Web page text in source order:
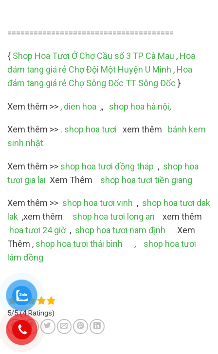
======================================
{ Shop Hoa Tươi Ở Chợ Cầu số 3 TP Cà Mau , Hoa
đám tang giá rẻ Chợ Đội Một Huyện U Minh , Hoa
đám tang giá rẻ Chợ Sông Đốc TT Sông Đốc }
Xem thêm >> , dien hoa ,, shop hoa hà nội,
Xem thêm >> . shop hoa tươi xem thêm bánh kem
sinh nhật
Xem thêm >> shop hoa tươi đồng tháp , shop hoa
tươi gia lai Xem Thêm shop hoa tươi tiền giang
Xem thêm >> shop hoa tươi vinh , shop hoa tươi dak
lak ,xem thêm shop hoa tươi long an xem thêm
hoa tươi 24 giờ , shop hoa tươi nam định Xem
Thêm , shop hoa tươi thái bình ,
shop hoa tươi
lâm đồng
5/5 (4 Ratings)